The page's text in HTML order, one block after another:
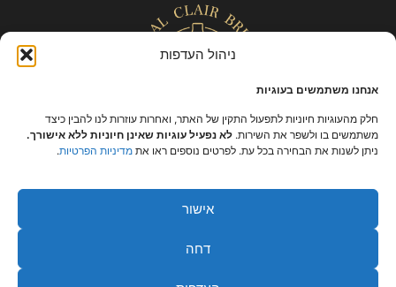
ניהול העדפות
אנחנו משתמשים בעוגיות
חלק מהעוגיות חיוניות לתפעול התקין של האתר, ואחרות עוזרות לנו להבין כיצד
משתמשים בו ולשפר את השירות. לא נפעיל עוגיות שאינן חיוניות ללא אישורך.
ניתן לשנות את הבחירה בכל עת. לפרטים נוספים ראו את מדיניות הפרטיות.
אישור
דחה